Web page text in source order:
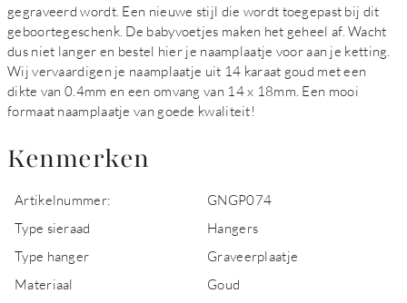
gegraveerd wordt. Een nieuwe stijl die wordt toegepast bij dit
geboortegeschenk. De babyvoetjes maken het geheel af. Wacht
dus niet langer en bestel hier je naamplaatje voor aan je ketting.
Wij vervaardigen je naamplaatje uit 14 karaat goud met een
dikte van 0.4mm en een omvang van 14 x 18mm. Een mooi
formaat naamplaatje van goede kwaliteit!
Kenmerken
Artikelnummer:
GNGP074
Type sieraad
Hangers
Type hanger
Graveerplaatje
Materiaal
Goud